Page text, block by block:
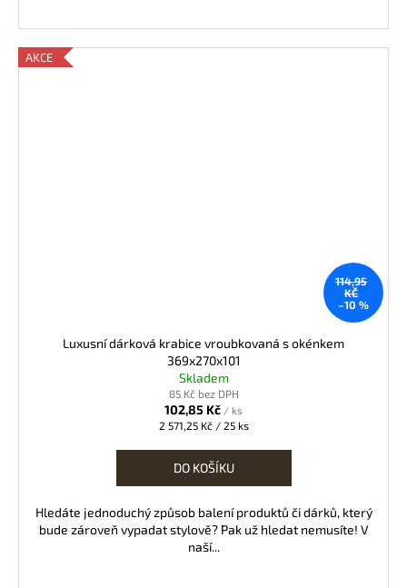
AKCE
114,95
KČ
–10 %
Luxusní dárková krabice vroubkovaná s okénkem
369x270x101
Skladem
85 Kč bez DPH
102,85 Kč / ks
Měrná
2 571,25 Kč / 25 ks
DO KOŠÍKU
Hledáte jednoduchý způsob balení produktů či dárků, který
bude zároveň vypadat stylově? Pak už hledat nemusíte! V
naší...